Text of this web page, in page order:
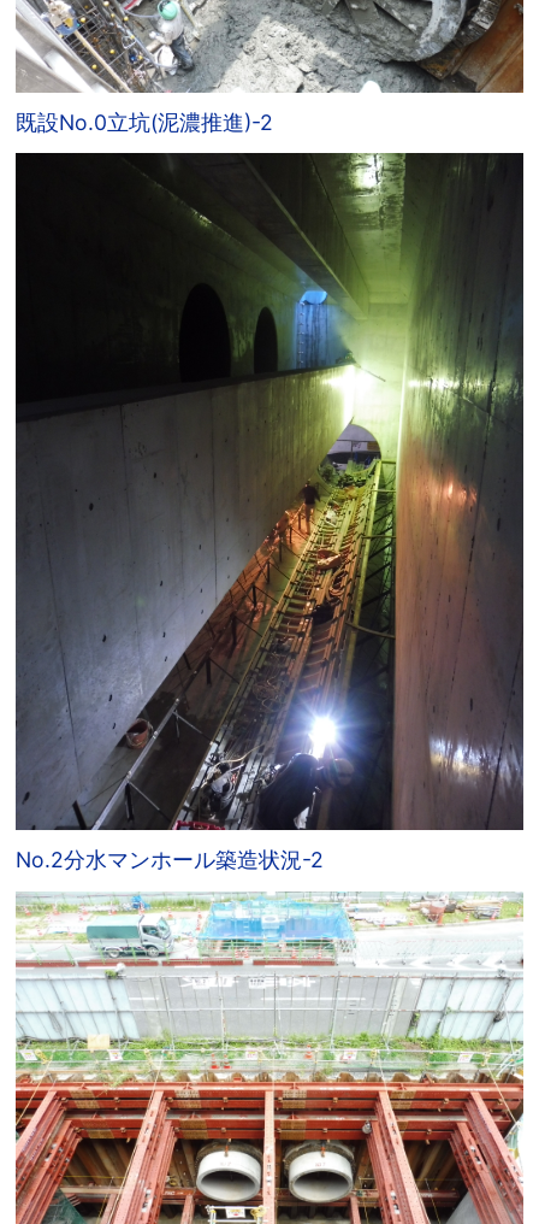
既設No.0立坑(泥濃推進)-2
No.2分水マンホール築造状況-2